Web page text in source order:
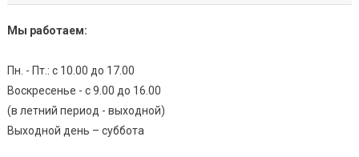
Мы работаем:
Пн. - Пт.: с 10.00 до 17.00
Воскресенье - с 9.00 до 16.00
(в летний период - выходной)
Выходной день – суббота